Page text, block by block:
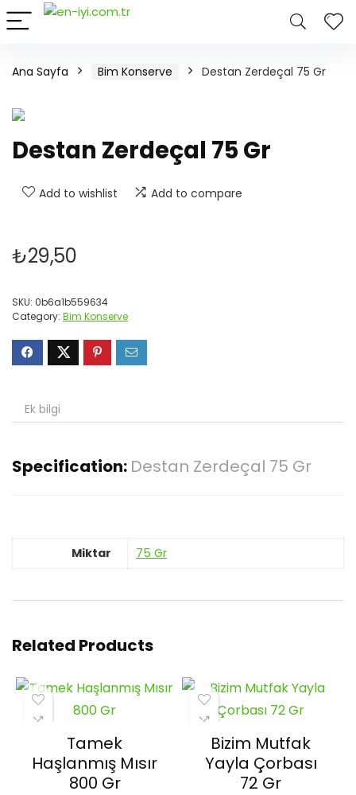
Ana Sayfa Bim Konserve Destan Zerdeçal 75 Gr
Destan Zerdeçal 75 Gr
Add to wishlist Add to compare
₺29,50
SKU: 0b6a1b559634
Category: Bim Konserve
Ek bilgi
Specification: Destan Zerdeçal 75 Gr
Miktar 75 Gr
Related Products
Tamek
Haşlanmış Mısır
800 Gr
Bizim Mutfak
Yayla Çorbası
72 Gr